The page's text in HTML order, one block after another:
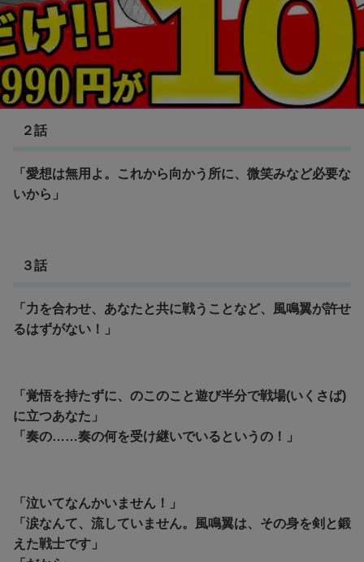
戦姫絶唱シンフォギア
２話
「愛想は無用よ。これから向かう所に、微笑みなど必要な
いから」
３話
「力を合わせ、あなたと共に戦うことなど、風鳴翼が許せ
るはずがない！」
「覚悟を持たずに、のこのこと遊び半分で戦場(いくさば)
に立つあなた」
「奏の……奏の何を受け継いでいるというの！」
「泣いてなんかいません！」
「涙なんて、流していません。風鳴翼は、その身を剣と鍛
えた戦士です」